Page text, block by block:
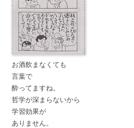
お酒飲まなくても
言葉で
酔ってますね。
哲学が深まらないから
学習効果が
ありません。